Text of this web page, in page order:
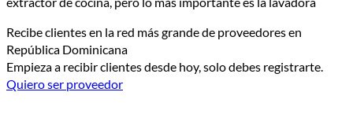
Recibe clientes en la red más grande de proveedores en
República Dominicana
Empieza a recibir clientes desde hoy, solo debes registrarte.
Quiero ser proveedor